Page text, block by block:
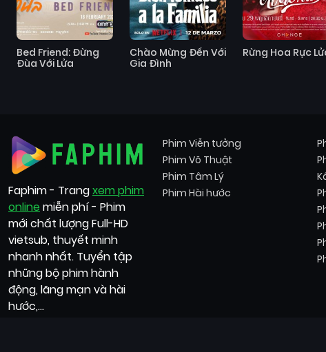
Bed Friend: Đừng
Đùa Với Lửa
Chào Mừng Đến Với
Gia Đình
Rừng Hoa Rực
Faphim - Trangxem phim
online miễn phí - Phim
mới chất lượng Full-HD
vietsub, thuyết minh
nhanh nhất. Tuyển tập
những bộ phim hành
động, lãng mạn và hài
hước,...
Phim Viễn tưởng
Phim Võ Thuật
Phim Tâm Lý
Phim Hài hước